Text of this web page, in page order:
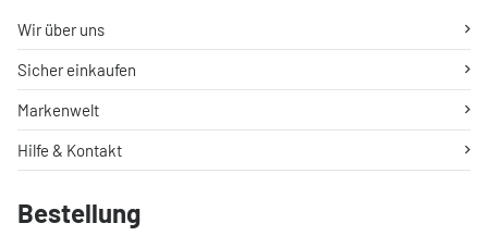
Wir über uns
Sicher einkaufen
Markenwelt
Hilfe & Kontakt
Bestellung